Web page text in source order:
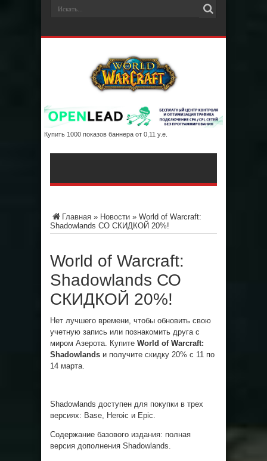
Купить 1000 показов баннера от 0,11 у.е.
Главная » Новости » World of Warcraft:
Shadowlands СО СКИДКОЙ 20%!
World of Warcraft:
Shadowlands СО
СКИДКОЙ 20%!
Нет лучшего времени, чтобы обновить свою
учетную запись или познакомить друга с
миром Азерота. Купите World of Warcraft:
Shadowlands и получите скидку 20% с 11 по
14 марта.
Shadowlands доступен для покупки в трех
версиях: Base, Heroic и Epic.
Содержание базового издания: полная
версия дополнения Shadowlands.